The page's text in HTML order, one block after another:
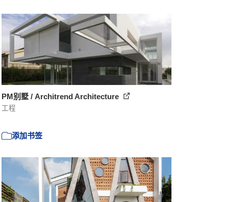
PM别墅 / Architrend Architecture
工程
添加书签